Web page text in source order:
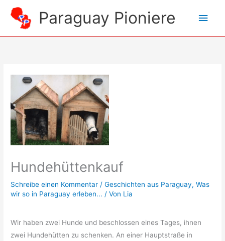
Inhalt
springen
Paraguay Pioniere
Hundehüttenkauf
Schreibe einen Kommentar /Geschichten aus Paraguay,Was
wir so in Paraguay erleben... / Von Lia
Wir haben zwei Hunde und beschlossen eines Tages, ihnen
zwei Hundehütten zu schenken. An einer Hauptstraße in